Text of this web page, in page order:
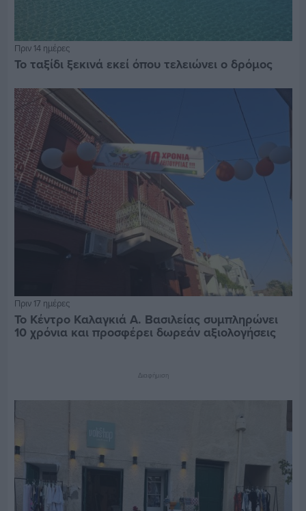
Πριν 14 ημέρες
Το ταξίδι ξεκινά εκεί όπου τελειώνει ο δρόμος
Πριν 17 ημέρες
Το Κέντρο Καλαγκιά Α. Βασιλείας συμπληρώνει
10 χρόνια και προσφέρει δωρεάν αξιολογήσεις
Διαφήμιση